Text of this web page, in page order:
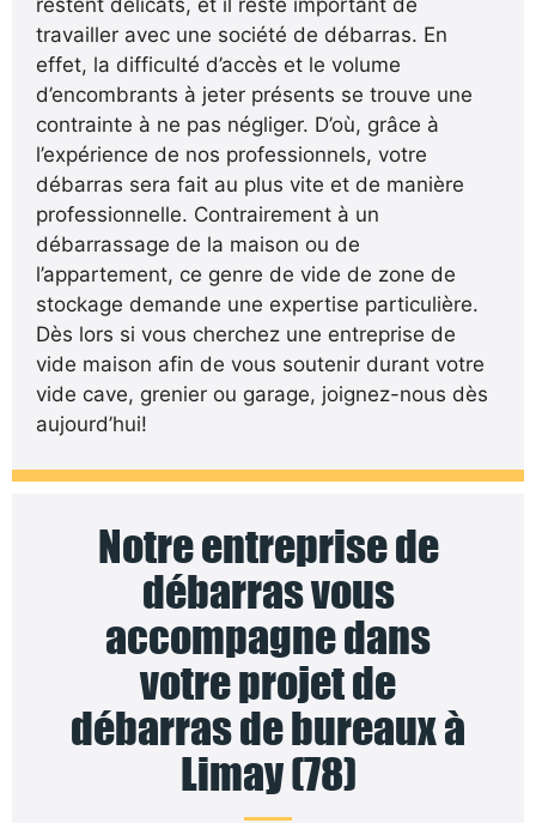
travailler avec une société de débarras. En
effet, la difficulté d’accès et le volume
d’encombrants à jeter présents se trouve une
contrainte à ne pas négliger. D’où, grâce à
l’expérience de nos professionnels, votre
débarras sera fait au plus vite et de manière
professionnelle. Contrairement à un
débarrassage de la maison ou de
l’appartement, ce genre de vide de zone de
stockage demande une expertise particulière.
Dès lors si vous cherchez une entreprise de
vide maison afin de vous soutenir durant votre
vide cave, grenier ou garage, joignez-nous dès
aujourd’hui!
Notre entreprise de
débarras vous
accompagne dans
votre projet de
débarras de bureaux à
Limay (78)